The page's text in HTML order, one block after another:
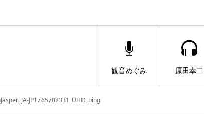
観音めぐみ 原田幸二
JP1765702331_UHD_bing